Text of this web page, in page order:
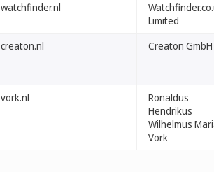
watchfinder.nl
Limited
creaton.nl Creaton GmbH
vork.nl
Ronaldus
Hendrikus
Wilhelmus
Vork